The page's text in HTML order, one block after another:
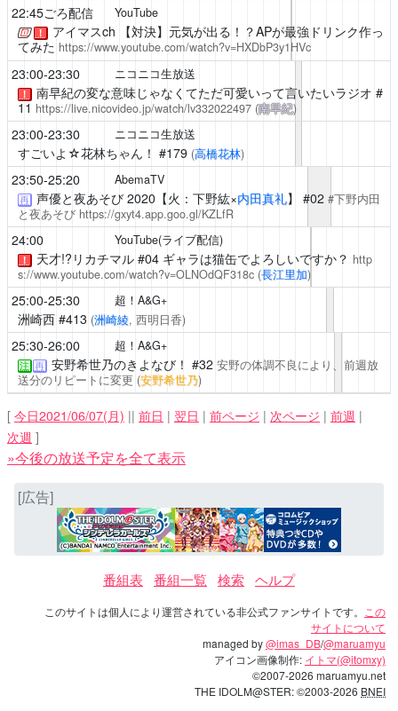
22:45ごろ配信 YouTube
！ アイマスch 【対決】元気が出る！？APが最強ドリンク作っ
てみた https://www.youtube.com/watch?v=HXDbP3y1HVc
23:00-23:30 ニコニコ生放送
！ 南早紀の変な意味じゃなくてただ可愛いって言いたいラジオ #
11 https://live.nicovideo.jp/watch/lv332022497 (南早紀)
23:00-23:30 ニコニコ生放送
すごいよ☆花林ちゃん！ #179 (高橋花林)
23:50-25:20 AbemaTV
再 声優と夜あそび2020【火：下野紘×内田真礼】 #02 #下野内田
と夜あそび https://gxyt4.app.goo.gl/KZLfR
24:00 YouTube(ライブ配信)
！ 天才!?リカチマル#04 ギャラは猫缶でよろしいですか？ http
s://www.youtube.com/watch?v=OLNOdQF318c (長江里加)
25:00-25:30 超！A&G+
洲崎西#413 (洲崎綾, 西明日香)
25:30-26:00 超！A&G+
注 再 安野希世乃のきよなび！ #32 安野の体調不良により、前週放
送分のリピートに変更 (安野希世乃)
[ 今日2021/06/07(月) || 前日 | 翌日 | 前ページ | 次ページ | 前週 |
次週 ]
»今後の放送予定を全て表示
[広告]
番組表 番組一覧 検索 ヘルプ
このサイトは個人により運営されている非公式ファンサイトです。
この
サイトについて
managed by@imas_DB/@maruamyu
アイコン画像制作: イトマ(@itomxy)
©2007-2026 maruamyu.net
THE IDOLM@STER: ©2003-2026 BNEI